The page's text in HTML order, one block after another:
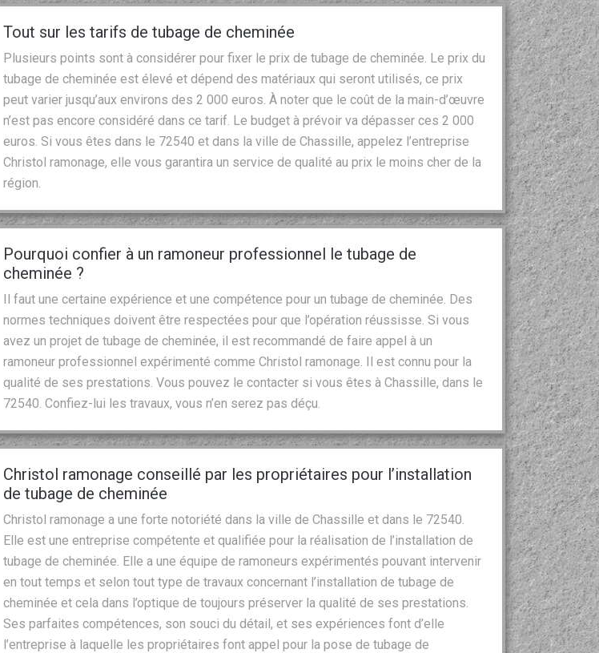
Tout sur les tarifs de tubage de cheminée
Plusieurs points sont à considérer pour fixer le prix de tubage de cheminée. Le prix du
tubage de cheminée est élevé et dépend des matériaux qui seront utilisés, ce prix
peut varier jusqu’aux environs des 2 000 euros. À noter que le coût de la main-d’œuvre
n’est pas encore considéré dans ce tarif. Le budget à prévoir va dépasser ces 2 000
euros. Si vous êtes dans le 72540 et dans la ville de Chassille, appelez l’entreprise
Christol ramonage, elle vous garantira un service de qualité au prix le moins cher de la
région.
Pourquoi confier à un ramoneur professionnel le tubage de
cheminée ?
Il faut une certaine expérience et une compétence pour un tubage de cheminée. Des
normes techniques doivent être respectées pour que l’opération réussisse. Si vous
avez un projet de tubage de cheminée, il est recommandé de faire appel à un
ramoneur professionnel expérimenté comme Christol ramonage. Il est connu pour la
qualité de ses prestations. Vous pouvez le contacter si vous êtes à Chassille, dans le
72540. Confiez-lui les travaux, vous n’en serez pas déçu.
Christol ramonage conseillé par les propriétaires pour l’installation
de tubage de cheminée
Christol ramonage a une forte notoriété dans la ville de Chassille et dans le 72540.
Elle est une entreprise compétente et qualifiée pour la réalisation de l’installation de
tubage de cheminée. Elle a une équipe de ramoneurs expérimentés pouvant intervenir
en tout temps et selon tout type de travaux concernant l’installation de tubage de
cheminée et cela dans l’optique de toujours préserver la qualité de ses prestations.
Ses parfaites compétences, son souci du détail, et ses expériences font d’elle
l’entreprise à laquelle les propriétaires font appel pour la pose de tubage de